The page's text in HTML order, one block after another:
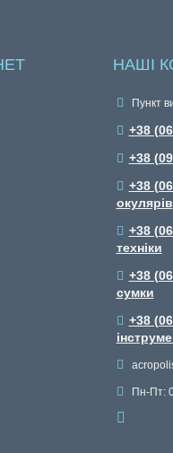
НАШІ
Пункт
+38
+38
+38
окулярів
+38
техніки
+38
сумки
+38
Пн-Пт: